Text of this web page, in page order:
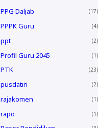
PPG Daljab 17
PPPK Guru 4
ppt 2
Profil Guru 2045 1
PTK 23
pusdatin 2
rajakomen 1
rapo 1